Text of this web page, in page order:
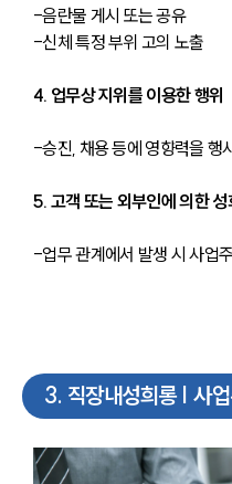
-음란물 게시 또는 공유
-신체 특정 부위 고의 노출
4. 업무상 지위를 이용한 행위
-승진, 채용 등에 영향력을 행
5. 고객 또는 외부인에 의한 성
-업무 관계에서 발생 시 사업
3. 직장내성희롱 | 사